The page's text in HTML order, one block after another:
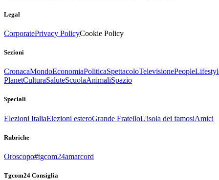
Legal
CorporatePrivacy PolicyCookie Policy
Sezioni
CronacaMondoEconomiaPoliticaSpettacoloTelevisionePeople
PlanetCulturaSaluteScuolaAnimaliSpazio
Speciali
Elezioni ItaliaElezioni esteroGrande FratelloL'isola dei famosiAmici
Rubriche
Oroscopo#tgcom24amarcord
Tgcom24 Consiglia